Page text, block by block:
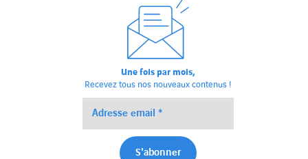
Une fois par mois,
Recevez tous nos nouveaux contenus !